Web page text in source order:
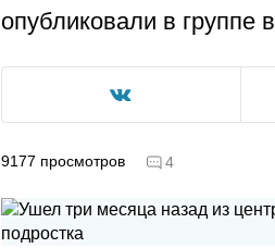
опубликовали в
9177 просмотров 4